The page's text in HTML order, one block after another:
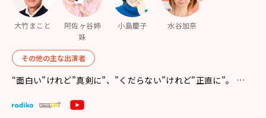
大竹まこと
阿佐ヶ谷姉
妹
小島慶子 水谷加奈
その他の主な出演者
“面白い”けれど”真剣に”、”くだらない”けれど”正直に”。 …